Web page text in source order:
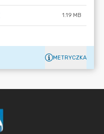
1.19 MB
METRYCZKA